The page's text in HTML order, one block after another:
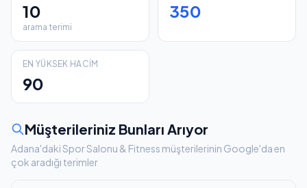
10
arama terimi
350
EN YÜKSEK HACIM
90
Müşterileriniz Bunları Arıyor
Adana'daki Spor Salonu & Fitness müşterilerinin Google'da en
çok aradığı terimler